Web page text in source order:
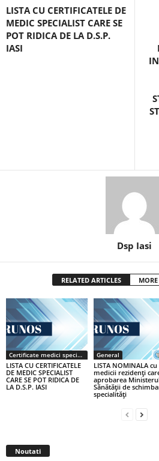
LISTA CU CERTIFICATELE DE
MEDIC SPECIALIST CARE SE
POT RIDICA DE LA D.S.P.
IASI
Dsp Iasi
RELATED ARTICLES
Certificate medici specialiști / primari
LISTA CU CERTIFICATELE
DE MEDIC SPECIALIST
CARE SE POT RIDICA DE
LA D.S.P. IASI
General
LISTA NOMINALA cu
medicii rezidenţi
aprobarea
Sănătăţii de
specialităţi
Noutati